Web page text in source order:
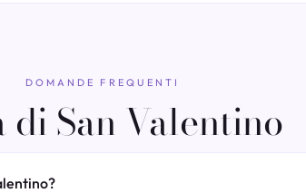
DOMANDE FREQUENTI
di San Valentino